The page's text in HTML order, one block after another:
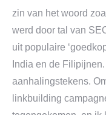
zin van het woord
werd door tal van
uit populaire
India en de
aanhalingstekens.
linkbuilding